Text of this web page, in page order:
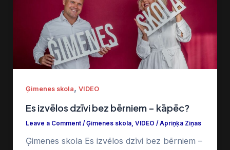
Ģimenes skola, VIDEO
Es izvēlos dzīvi bez bērniem – kāpēc?
Leave a Comment / Ģimenes skola, VIDEO / Apriņķa Ziņas
Ģimenes skola Es izvēlos dzīvi bez bērniem –